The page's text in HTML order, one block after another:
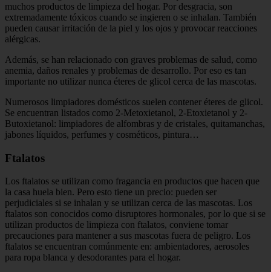
muchos productos de limpieza del hogar. Por desgracia, son
extremadamente tóxicos cuando se ingieren o se inhalan. También
pueden causar irritación de la piel y los ojos y provocar reacciones
alérgicas.
Además, se han relacionado con graves problemas de salud, como
anemia, daños renales y problemas de desarrollo. Por eso es tan
importante no utilizar nunca éteres de glicol cerca de las mascotas.
Numerosos limpiadores domésticos suelen contener éteres de glicol.
Se encuentran listados como 2-Metoxietanol, 2-Etoxietanol y 2-
Butoxietanol: limpiadores de alfombras y de cristales, quitamanchas,
jabones líquidos, perfumes y cosméticos, pintura…
Ftalatos
Los ftalatos se utilizan como fragancia en productos que hacen que
la casa huela bien. Pero esto tiene un precio: pueden ser
perjudiciales si se inhalan y se utilizan cerca de las mascotas. Los
ftalatos son conocidos como disruptores hormonales, por lo que si se
utilizan productos de limpieza con ftalatos, conviene tomar
precauciones para mantener a sus mascotas fuera de peligro. Los
ftalatos se encuentran comúnmente en: ambientadores, aerosoles
para ropa blanca y desodorantes para el hogar.